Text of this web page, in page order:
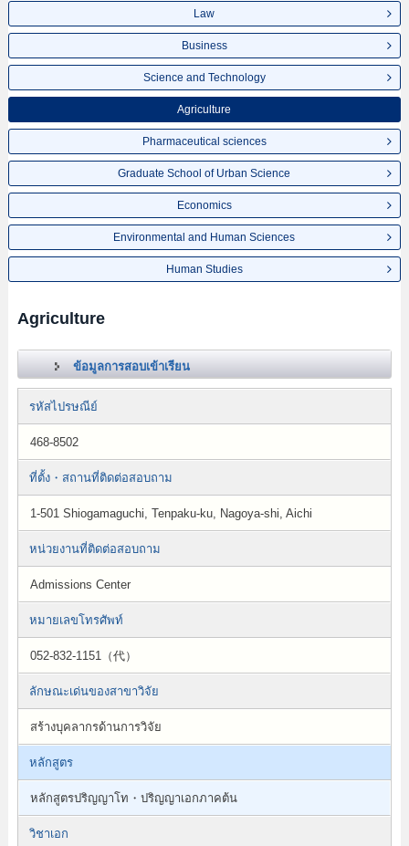
Law
Business
Science and Technology
Agriculture
Pharmaceutical sciences
Graduate School of Urban Science
Economics
Environmental and Human Sciences
Human Studies
Agriculture
ข้อมูลการสอบเข้าเรียน
รหัสไปรษณีย์
468-8502
ที่ตั้ง・สถานที่ติดต่อสอบถาม
1-501 Shiogamaguchi, Tenpaku-ku, Nagoya-shi, Aichi
หน่วยงานที่ติดต่อสอบถาม
Admissions Center
หมายเลขโทรศัพท์
052-832-1151（代）
ลักษณะเด่นของสาขาวิจัย
สร้างบุคลากรด้านการวิจัย
หลักสูตร
หลักสูตรปริญญาโท・ปริญญาเอกภาคต้น
วิชาเอก